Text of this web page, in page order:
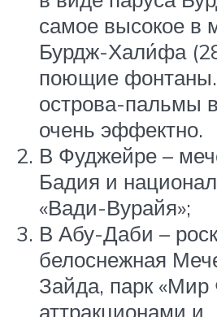
самое высокое в
Бурдж-Хали́фа
поющие
острова-пальмы
очень эффектно.
В Фуджейре –
Бадия и
«Вади-Вурайя»;
В Абу-Даби –
белоснежная
Зайда, парк «Мир
аттракционами и